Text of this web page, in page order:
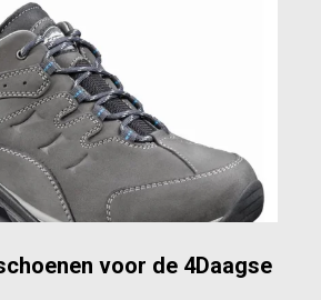
voor de 4Daagse